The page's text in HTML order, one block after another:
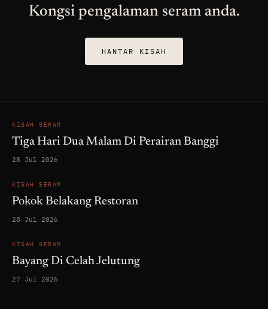
Kongsi pengalaman seram anda.
HANTAR KISAH
KISAH SERAM
Tiga Hari Dua Malam Di Perairan Banggi
28 Jul 2026
KISAH SERAM
Pokok Belakang Restoran
28 Jul 2026
KISAH SERAM
Bayang Di Celah Jelutung
27 Jul 2026